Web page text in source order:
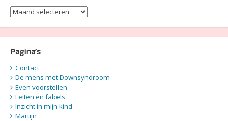
Berichten
Pagina’s
Contact
De mens met Downsyndroom
Even voorstellen
Feiten en fabels
Inzicht in mijn kind
Martijn